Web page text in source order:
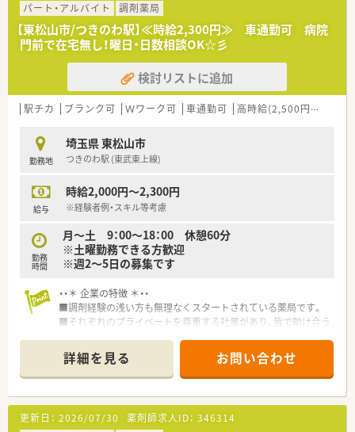
パート・アルバイト
調剤薬局
【東松山市/つきのわ駅】≪時給2,300円≫ 車通勤可 病院
門前で在宅無し！曜日・日数相談OK☆彡
検討リストに追加
駅チカ ブランク可 Ｗワーク可 車通勤可 高時給(2,500円以上)
勤務地
埼玉県 東松山市
つきのわ駅 (東武東上線)
給与
時給2,000円～2,300円
※経験者例・スキル等考慮
勤務
時間
月～土 9：00～18：00 休憩60分
※土曜勤務できる方歓迎
※週2～5日の募集です
・・＊ 企業の特徴 ＊・・
■調剤経験の浅い方も無理なくスタートされている薬局です。
■それぞれのプライベートを尊重する社風があり、皆で助け合う
■地域社会から信頼される企業づくりをモットーに、地域医療に
取り組んでいます。
詳細を見る お問い合わせ
更新日： 2026/07/30 薬剤師求人ID： 346314